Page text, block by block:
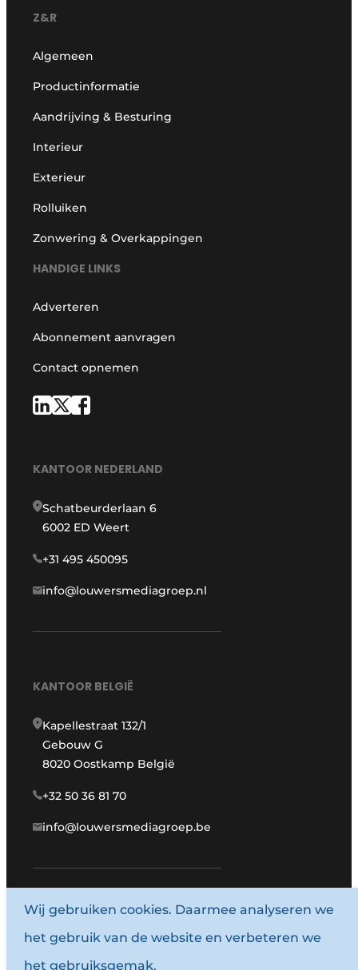
Z&R
Algemeen
Productinformatie
Aandrijving & Besturing
Interieur
Exterieur
Rolluiken
Zonwering & Overkappingen
HANDIGE LINKS
Adverteren
Abonnement aanvragen
Contact opnemen
KANTOOR NEDERLAND
Schatbeurderlaan 6
6002 ED Weert
+31 495 450095
info@louwersmediagroep.nl
KANTOOR BELGIË
Kapellestraat 132/1
Gebouw G
8020 Oostkamp België
+32 50 36 81 70
info@louwersmediagroep.be
www.louwersmediagroep.com
© 1987 - 2026 Louwersmediagroep.
Algemene voorwaarden
Wij gebruiken cookies. Daarmee analyseren we
het gebruik van de website en verbeteren we
het gebruiksgemak.